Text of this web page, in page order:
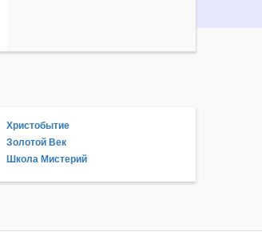
Христобытие
Золотой Век
Школа Мистерий